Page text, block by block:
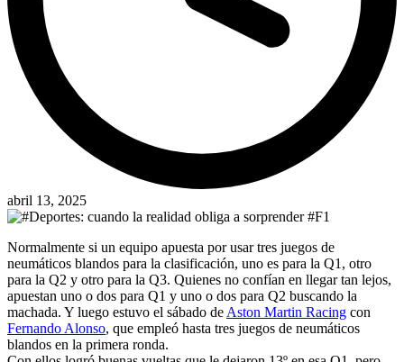
abril 13, 2025
Normalmente si un equipo apuesta por usar tres juegos de
neumáticos blandos para la clasificación, uno es para la Q1, otro
para la Q2 y otro para la Q3. Quienes no confían en llegar tan lejos,
apuestan uno o dos para Q1 y uno o dos para Q2 buscando la
machada. Y luego estuvo el sábado de Aston Martin Racing con
Fernando Alonso, que empleó hasta tres juegos de neumáticos
blandos en la primera ronda.